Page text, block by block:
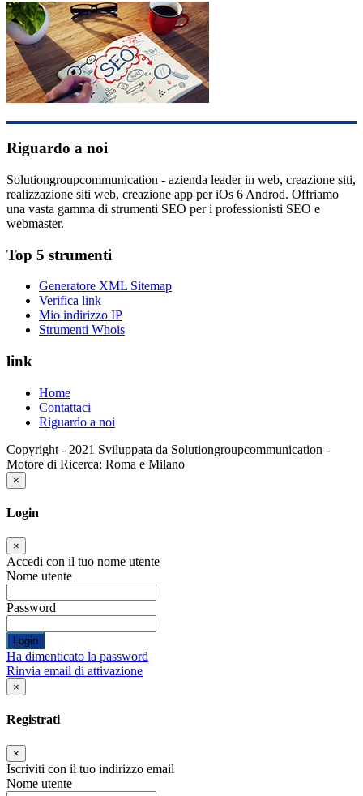
Riguardo a noi
Solutiongroupcommunication - azienda leader in web, creazione siti,
realizzazione siti web, creazione app per iOs 6 Androd. Offriamo
una vasta gamma di strumenti SEO per i professionisti SEO e
webmaster.
Top 5 strumenti
Generatore XML Sitemap
Verifica link
Mio indirizzo IP
Strumenti Whois
link
Home
Contattaci
Riguardo a noi
Copyright - 2021 Sviluppata da Solutiongroupcommunication -
Motore di Ricerca: Roma e Milano
×
Login
×
Accedi con il tuo nome utente
Nome utente
Password
Login
Ha dimenticato la password
Rinvia email di attivazione
×
Registrati
×
Iscriviti con il tuo indirizzo email
Nome utente